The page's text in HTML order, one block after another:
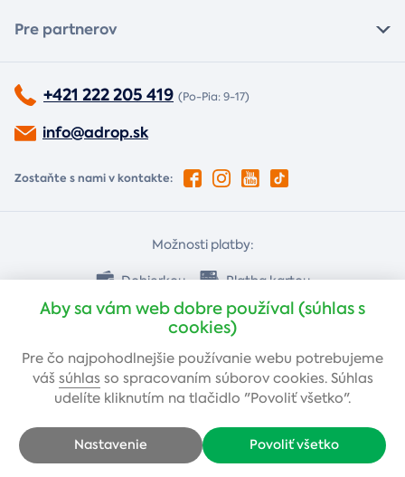
Pre partnerov
+421 222 205 419 (Po-Pia: 9-17)
info@adrop.sk
Zostaňte s nami v kontakte:
Možnosti platby:
Dobierkou Platba kartou
Bankovým prevodom
Copyright © 2005-2026 Adrop s.r.o. - Všetky práva vyhradené
Aby sa vám web dobre používal (súhlas s
cookies)
Pre čo najpohodlnejšie používanie webu potrebujeme
váš súhlas so spracovaním súborov cookies. Súhlas
udelíte kliknutím na tlačidlo "Povoliť všetko".
Povoliť všetko
Nastavenie